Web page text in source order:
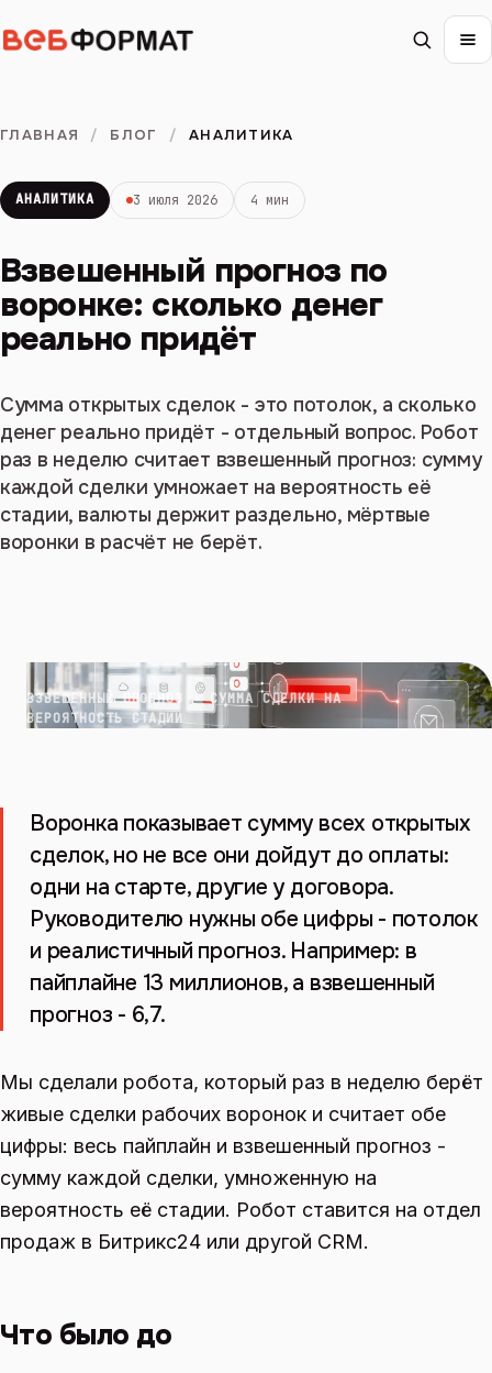
ГЛАВНАЯ / БЛОГ / АНАЛИТИКА
АНАЛИТИКА 3 июля 2026 4 мин
Взвешенный прогноз по
воронке: сколько денег
реально придёт
Сумма открытых сделок - это потолок, а сколько
денег реально придёт - отдельный вопрос. Робот
раз в неделю считает взвешенный прогноз: сумму
каждой сделки умножает на вероятность её
стадии, валюты держит раздельно, мёртвые
воронки в расчёт не берёт.
ВЗВЕШЕННЫЙ ПРОГНОЗ · СУММА СДЕЛКИ НА
ВЕРОЯТНОСТЬ СТАДИИ
Воронка показывает сумму всех открытых
сделок, но не все они дойдут до оплаты:
одни на старте, другие у договора.
Руководителю нужны обе цифры - потолок
и реалистичный прогноз. Например: в
пайплайне 13 миллионов, а взвешенный
прогноз - 6,7.
Мы сделали робота, который раз в неделю берёт
живые сделки рабочих воронок и считает обе
цифры: весь пайплайн и взвешенный прогноз -
сумму каждой сделки, умноженную на
вероятность её стадии. Робот ставится на отдел
продаж в Битрикс24 или другой CRM.
Что было до